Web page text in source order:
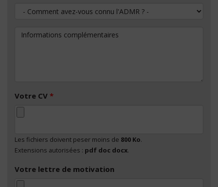
Comment avez-vous connu l'ADMR ?
Informations complémentaires
Votre CV *
Les fichiers doivent peser moins de 800 Ko.
Extensions autorisées : pdf doc docx.
Votre lettre de motivation